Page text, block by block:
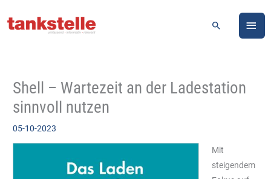
Inhalt
Suchen
Shell – Wartezeit an der Ladestation
sinnvoll nutzen
05-10-2023
Mit
steigendem